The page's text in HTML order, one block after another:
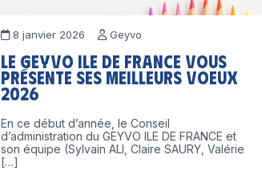
8 janvier 2026 Geyvo
Le GEYVO Ile de France vous
présente ses meilleurs voeux
2026
En ce début d’année, le Conseil
d’administration du GEYVO ILE DE FRANCE et
son équipe (Sylvain ALI, Claire SAURY, Valérie
[…]